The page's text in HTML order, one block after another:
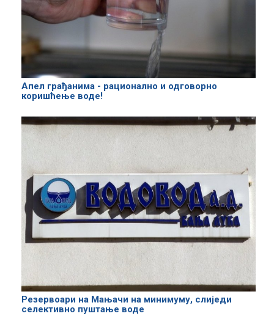
Апел грађанима - рационално и одговорно
коришћење воде!
Резервоари на Мањачи на минимуму, слиједи
селективно пуштање воде